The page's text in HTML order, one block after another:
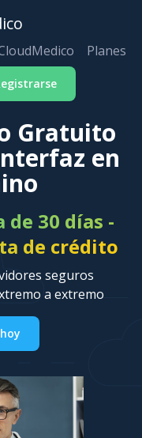
Planes
Gratuito
en
30 días -
de crédito
seguros
a extremo